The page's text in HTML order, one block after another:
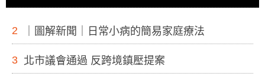
2 ｜圖解新聞｜日常小病的簡易家庭療法
3 北市議會通過 反跨境鎮壓提案